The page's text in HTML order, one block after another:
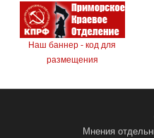
Наш баннер - код для
размещения
Мнения